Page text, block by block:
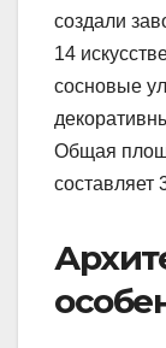
создали
14
сосновые
Общая
составляет